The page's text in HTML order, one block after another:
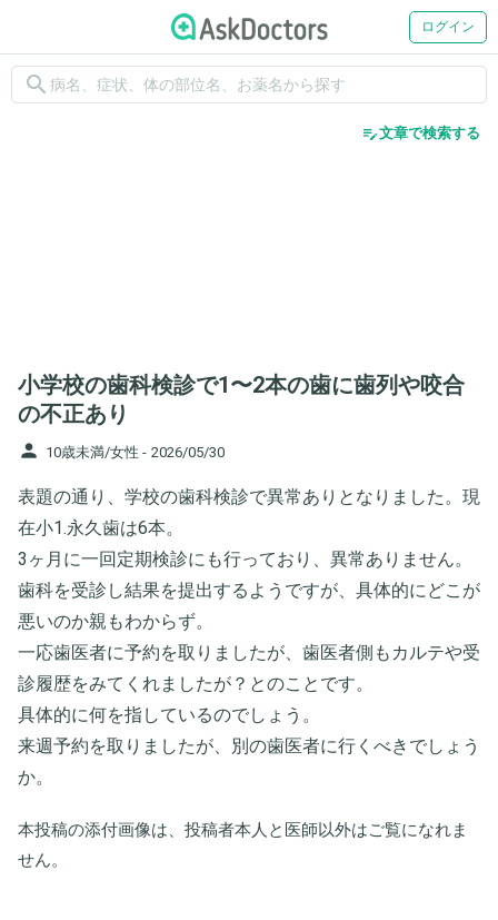
ログイン
search
edit_note文章で検索する
小学校の歯科検診で1〜2本の歯に歯列や咬合
の不正あり
person 10歳未満/女性 - 2026/05/30
表題の通り、学校の歯科検診で異常ありとなりました。現
在小1.永久歯は6本。
3ヶ月に一回定期検診にも行っており、異常ありません。
歯科を受診し結果を提出するようですが、具体的にどこが
悪いのか親もわからず。
一応歯医者に予約を取りましたが、歯医者側もカルテや受
診履歴をみてくれましたが？とのことです。
具体的に何を指しているのでしょう。
来週予約を取りましたが、別の歯医者に行くべきでしょう
か。
本投稿の添付画像は、投稿者本人と医師以外はご覧になれま
せん。